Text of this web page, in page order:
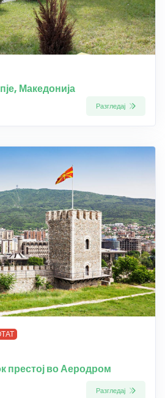
Македонија
Разгледај
престој во Аеродром
Разгледај